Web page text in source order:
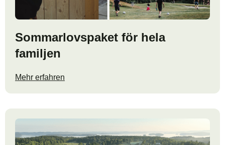
Sommarlovspaket för hela
familjen
Mehr erfahren